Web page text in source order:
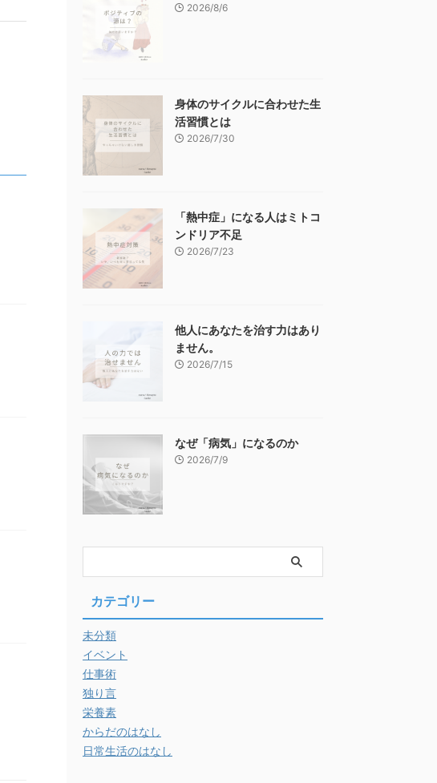
2026/8/6
身体のサイクルに合わせた生
活習慣とは
2026/7/30
「熱中症」になる人はミトコ
ンドリア不足
2026/7/23
他人にあなたを治す力はあり
ません。
2026/7/15
なぜ「病気」になるのか
2026/7/9
カテゴリー
未分類
イベント
仕事術
独り言
栄養素
からだのはなし
日常生活のはなし